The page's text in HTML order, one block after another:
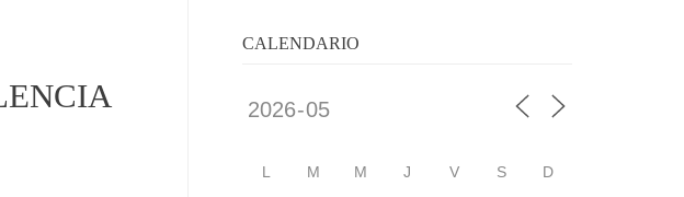
CALENDARIO
L M M J V S D